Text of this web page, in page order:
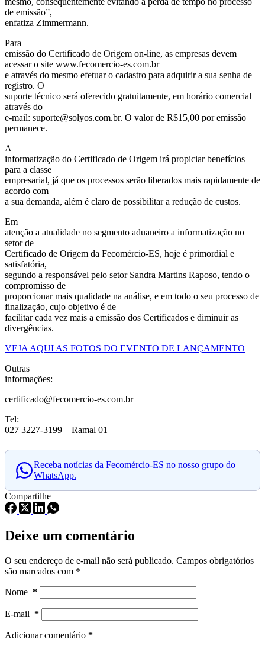
de emissão”,
enfatiza Zimmermann.
Para
emissão do Certificado de Origem on-line, as empresas devem
acessar o site www.fecomercio-es.com.br
e através do mesmo efetuar o cadastro para adquirir a sua senha de
registro. O
suporte técnico será oferecido gratuitamente, em horário comercial
através do
e-mail: suporte@solyos.com.br. O valor de R$15,00 por emissão
permanece.
A
informatização do Certificado de Origem irá propiciar benefícios
para a classe
empresarial, já que os processos serão liberados mais rapidamente de
acordo com
a sua demanda, além é claro de possibilitar a redução de custos.
Em
atenção a atualidade no segmento aduaneiro a informatização no
setor de
Certificado de Origem da Fecomércio-ES, hoje é primordial e
satisfatória,
segundo a responsável pelo setor Sandra Martins Raposo, tendo o
compromisso de
proporcionar mais qualidade na análise, e em todo o seu processo de
finalização, cujo objetivo é de
facilitar cada vez mais a emissão dos Certificados e diminuir as
divergências.
VEJA AQUI AS FOTOS DO EVENTO DE LANÇAMENTO
Outras
informações:
certificado@fecomercio-es.com.br
Tel:
027 3227-3199 – Ramal 01
Receba notícias da Fecomércio-ES no nosso grupo do
WhatsApp.
Compartilhe
Deixe um comentário
O seu endereço de e-mail não será publicado. Campos obrigatórios
são marcados com *
Nome *
E-mail *
Adicionar comentário *